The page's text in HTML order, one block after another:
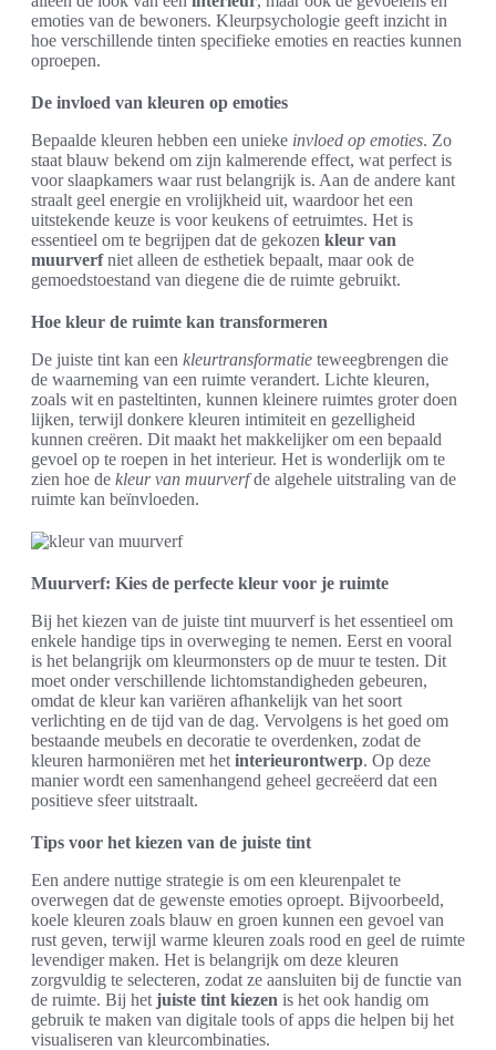
emoties van de bewoners. Kleurpsychologie geeft inzicht in
hoe verschillende tinten specifieke emoties en reacties kunnen
oproepen.
De invloed van kleuren op emoties
Bepaalde kleuren hebben een unieke invloed op emoties. Zo
staat blauw bekend om zijn kalmerende effect, wat perfect is
voor slaapkamers waar rust belangrijk is. Aan de andere kant
straalt geel energie en vrolijkheid uit, waardoor het een
uitstekende keuze is voor keukens of eetruimtes. Het is
essentieel om te begrijpen dat de gekozen kleur van
muurverfniet alleen de esthetiek bepaalt, maar ook de
gemoedstoestand van diegene die de ruimte gebruikt.
Hoe kleur de ruimte kan transformeren
De juiste tint kan een kleurtransformatie teweegbrengen die
de waarneming van een ruimte verandert. Lichte kleuren,
zoals wit en pasteltinten, kunnen kleinere ruimtes groter doen
lijken, terwijl donkere kleuren intimiteit en gezelligheid
kunnen creëren. Dit maakt het makkelijker om een bepaald
gevoel op te roepen in het interieur. Het is wonderlijk om te
zien hoe de kleur van muurverfde algehele uitstraling van de
ruimte kan beïnvloeden.
Muurverf: Kies de perfecte kleur voor je ruimte
Bij het kiezen van de juiste tint muurverf is het essentieel om
enkele handige tips in overweging te nemen. Eerst en vooral
is het belangrijk om kleurmonsters op de muur te testen. Dit
moet onder verschillende lichtomstandigheden gebeuren,
omdat de kleur kan variëren afhankelijk van het soort
verlichting en de tijd van de dag. Vervolgens is het goed om
bestaande meubels en decoratie te overdenken, zodat de
kleuren harmoniëren met het interieurontwerp. Op deze
manier wordt een samenhangend geheel gecreëerd dat een
positieve sfeer uitstraalt.
Tips voor het kiezen van de juiste tint
Een andere nuttige strategie is om een kleurenpalet te
overwegen dat de gewenste emoties oproept. Bijvoorbeeld,
koele kleuren zoals blauw en groen kunnen een gevoel van
rust geven, terwijl warme kleuren zoals rood en geel de ruimte
levendiger maken. Het is belangrijk om deze kleuren
zorgvuldig te selecteren, zodat ze aansluiten bij de functie van
de ruimte. Bij het juiste tint kiezen is het ook handig om
gebruik te maken van digitale tools of apps die helpen bij het
visualiseren van kleurcombinaties.